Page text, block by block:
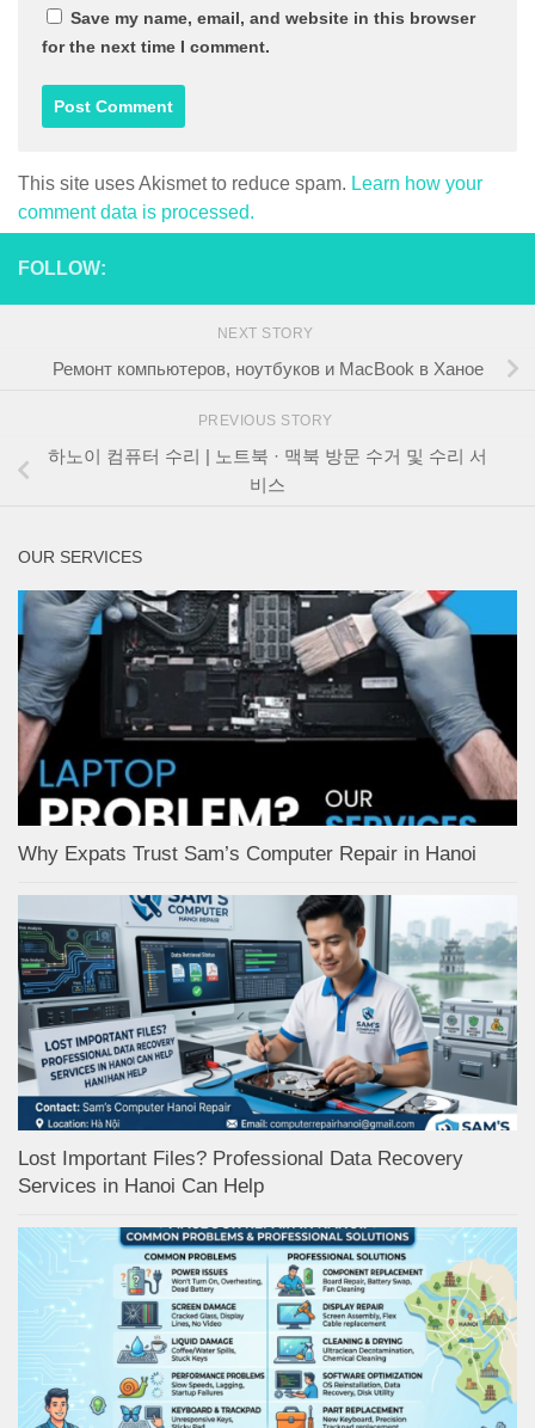
Save my name, email, and website in this browser
for the next time I comment.
This site uses Akismet to reduce spam. Learn how your
comment data is processed.
FOLLOW:
NEXT STORY
Ремонт компьютеров, ноутбуков и MacBook в Ханое
PREVIOUS STORY
하노이 컴퓨터 수리 | 노트북 · 맥북 방문 수거 및 수리 서
비스
OUR SERVICES
Why Expats Trust Sam’s Computer Repair in Hanoi
Lost Important Files? Professional Data Recovery
Services in Hanoi Can Help